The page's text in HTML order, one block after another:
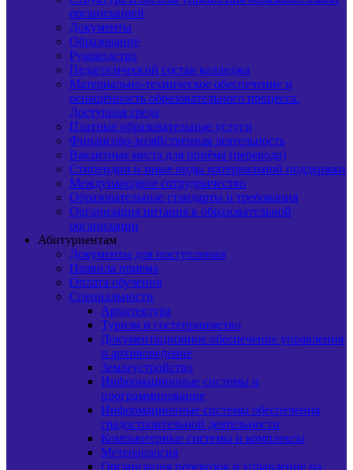
организацией
Документы
Образование
Руководство
Педагогический состав колледжа
Материально-техническое обеспечение и
оснащённость образовательного процесса.
Доступная среда
Платные образовательные услуги
Финансово-хозяйственная деятельность
Вакантные места для приёма (перевода)
Стипендии и иные виды материальной поддержки
Международное сотрудничество
Образовательные стандарты и требования
Организация питания в образовательной
организации
Абитуриентам
Документы для поступления
Правила приема
Оплата обучения
Специальности
Архитектура
Туризм и гостеприимство
Документационное обеспечение управления
и архивоведение
Землеустройство
Информационные системы и
программирование
Информационные системы обеспечения
градостроительной деятельности
Компьютерные системы и комплексы
Метеорология
Организация перевозок и управление на